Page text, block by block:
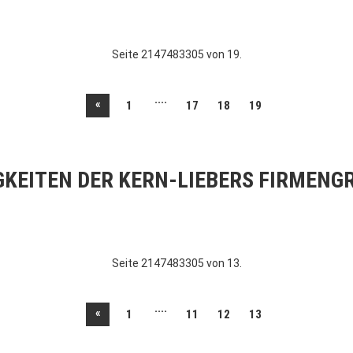
Seite 2147483305 von 19.
« 1 .... 17 18 19
DER KERN-LIEBERS
Seite 2147483305 von 13.
« 1 .... 11 12 13